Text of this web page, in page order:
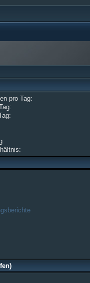
pro Tag: